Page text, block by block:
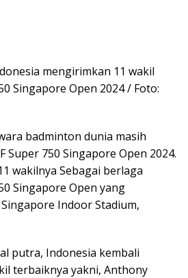
mengirimkan 11 wakil
Singapore Open 2024 / Foto:
badminton dunia masih
Super 750 Singapore Open 2024.
wakilnya Sebagai berlaga
Singapore Open yang
Indoor Stadium,
putra, Indonesia kembali
terbaiknya yakni, Anthony